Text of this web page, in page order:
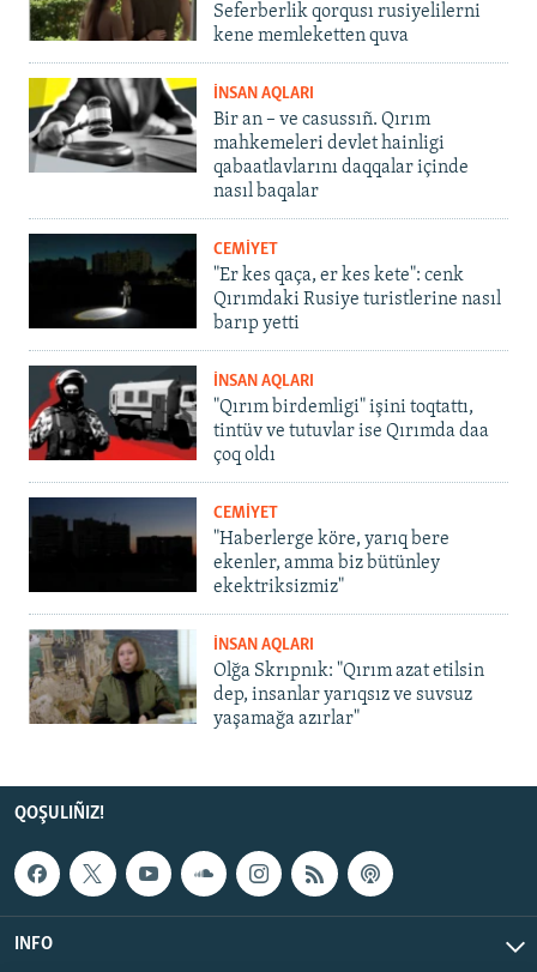
Seferberlik qorqusı rusiyelilerni
kene memleketten quva
İNSAN AQLARI
Bir an – ve casussıñ. Qırım
mahkemeleri devlet hainligi
qabaatlavlarını daqqalar içinde
nasıl baqalar
CEMİYET
"Er kes qaça, er kes kete": cenk
Qırımdaki Rusiye turistlerine nasıl
barıp yetti
İNSAN AQLARI
"Qırım birdemligi" işini toqtattı,
tintüv ve tutuvlar ise Qırımda daa
çoq oldı
CEMİYET
"Haberlerge köre, yarıq bere
ekenler, amma biz bütünley
ekektriksizmiz"
İNSAN AQLARI
Olğa Skrıpnık: "Qırım azat etilsin
dep, insanlar yarıqsız ve suvsuz
yaşamağa azırlar"
QOŞULIÑIZ!
INFO